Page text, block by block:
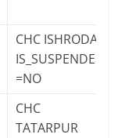
CHC ISHRODA
IS_SUSPENDED
=NO
CHC
TATARPUR